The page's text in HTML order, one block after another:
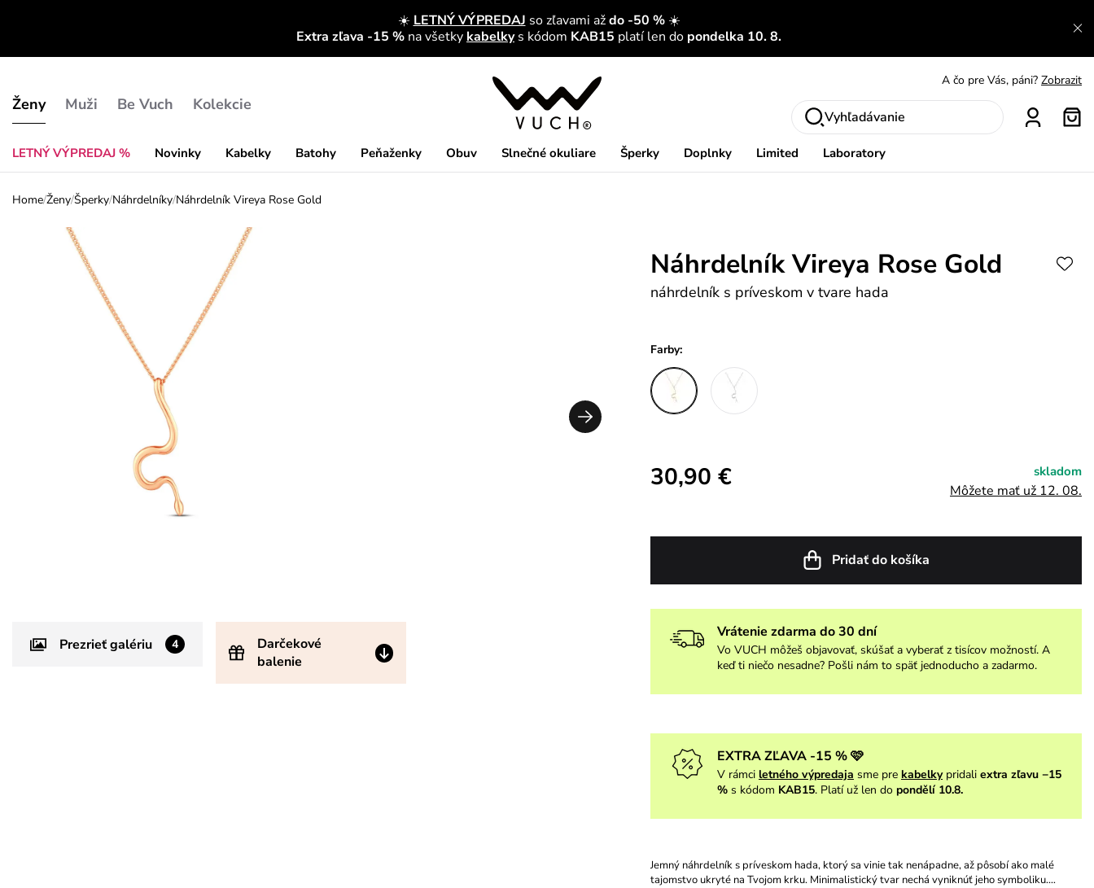
☀️ LETNÝ VÝPREDAJ so zľavami aždo -50 %☀️
Extra zľava -15 % na všetky kabelky s kódom KAB15 platí len do pondelka 10. 8.
Ženy
LETNÝ VÝPREDAJ % Novinky Kabelky Batohy Peňaženky Obuv Slnečné okuliare Šperky Doplnky Limited Laboratory
Muži Be Vuch Kolekcie
A čo pre Vás, páni? Zobrazit
S čím chybu neurobíš? Pozri
Výmena a vrátenie zadarmo Zobraziť
Vyhľadávanie
Home/Ženy/Šperky/Náhrdelníky/Náhrdelník Vireya Rose Gold
Prezrieť galériu 4
Darčekové
balenie
Náhrdelník Vireya Rose Gold
náhrdelník s príveskom v tvare hada
Farby:
30,90 € skladom
Môžete mať už 12. 08.
Pridať do košíka
Vrátenie zdarma do 30 dní
Vo VUCH môžeš objavovať, skúšať a vyberať z tisícov možností. A
keď ti niečo nesadne? Pošli nám to späť jednoducho a zadarmo.
EXTRA ZĽAVA -15 % 🩷
V rámci letného výpredaja sme pre kabelky pridali extra zľavu −15
%s kódom KAB15. Platí už len do pondělí 10.8.
Jemný náhrdelník s príveskom hada, ktorý sa vinie tak nenápadne, až pôsobí ako malé
tajomstvo ukryté na Tvojom krku. Minimalistický tvar nechá vyniknúť jeho symboliku.…